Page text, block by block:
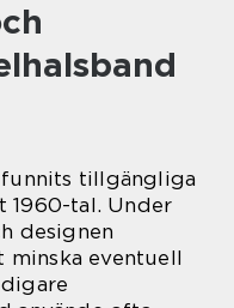
funnits tillgängliga
1960-tal. Under
designen
eventuell